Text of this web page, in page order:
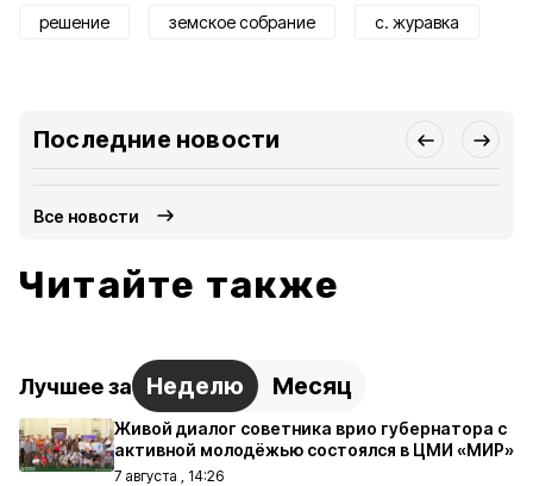
решение земское собрание с. журавка
Последние новости
Все новости
Читайте также
Лучшее за Неделю Месяц
Живой диалог советника врио губернатора с
активной молодёжью состоялся в ЦМИ «МИР»
7 августа , 14:26